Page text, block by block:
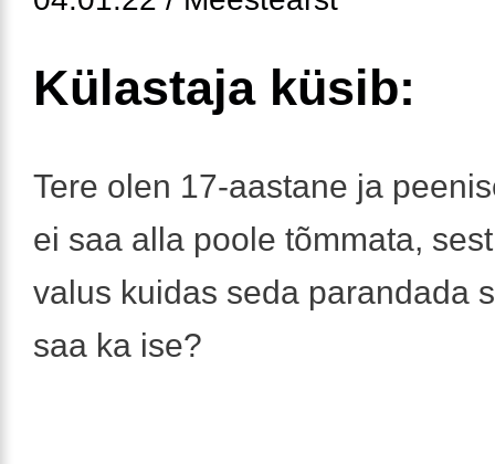
Külastaja küsib:
Tere olen 17-aastane ja
ei saa alla poole tõmmata,
valus kuidas seda parandada
saa ka ise?